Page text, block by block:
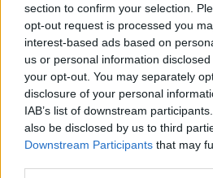
section to confirm your selection.
opt-out request is processed you
interest-based ads based on
us or personal information
your opt-out. You may separately
disclosure of your personal
IAB’s list of downstream
also be disclosed by us to third
Downstream Participants that may